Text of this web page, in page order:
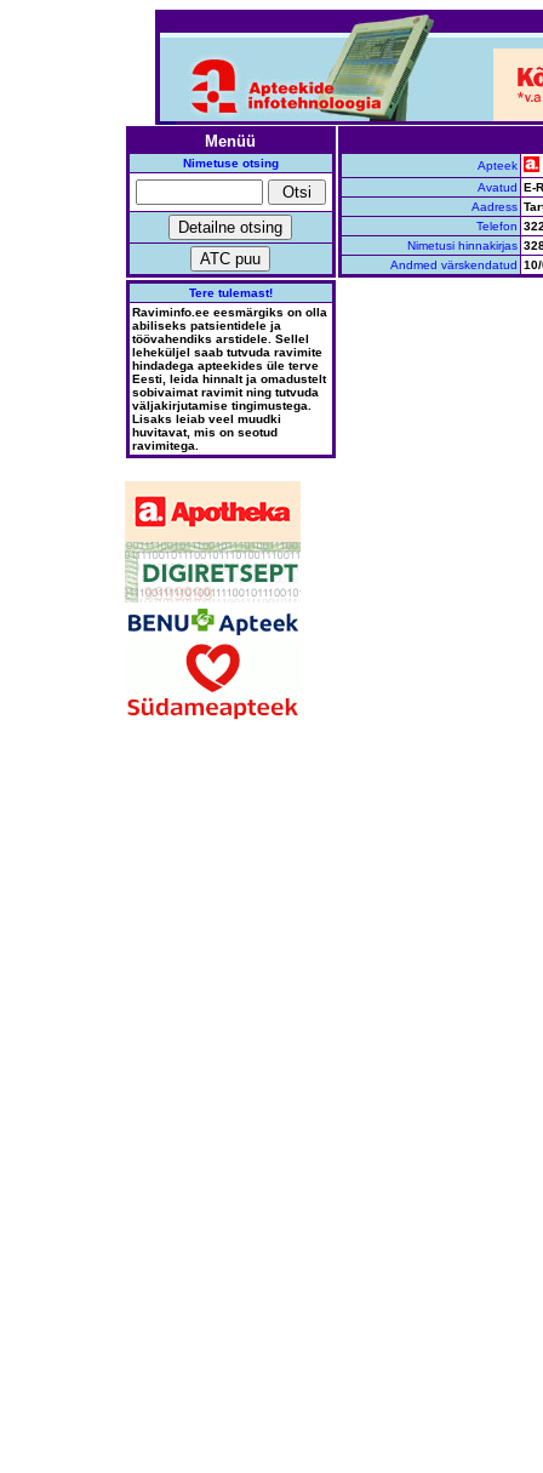
Menüü
Nimetuse otsing
Tere tulemast!
Raviminfo.ee eesmärgiks on olla
abiliseks patsientidele ja
töövahendiks arstidele. Sellel
leheküljel saab tutvuda ravimite
hindadega apteekides üle terve
Eesti, leida hinnalt ja omadustelt
sobivaimat ravimit ning tutvuda
väljakirjutamise tingimustega.
Lisaks leiab veel muudki
huvitavat, mis on seotud
ravimitega.
Apteek
Avatud E-
Aadress
Telefon
Nimetusi hinnakirjas
Andmed värskendatud